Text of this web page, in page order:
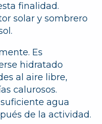
finalidad.
solar y sombrero
Es
hidratado
al aire libre,
calurosos.
agua
de la actividad.